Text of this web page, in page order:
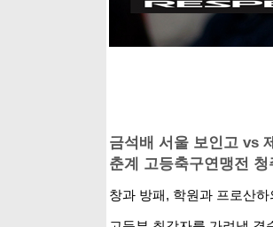
금석배 서울 보인고 vs
춘계 고등축구연맹전
창과 방패, 학원과 프로산